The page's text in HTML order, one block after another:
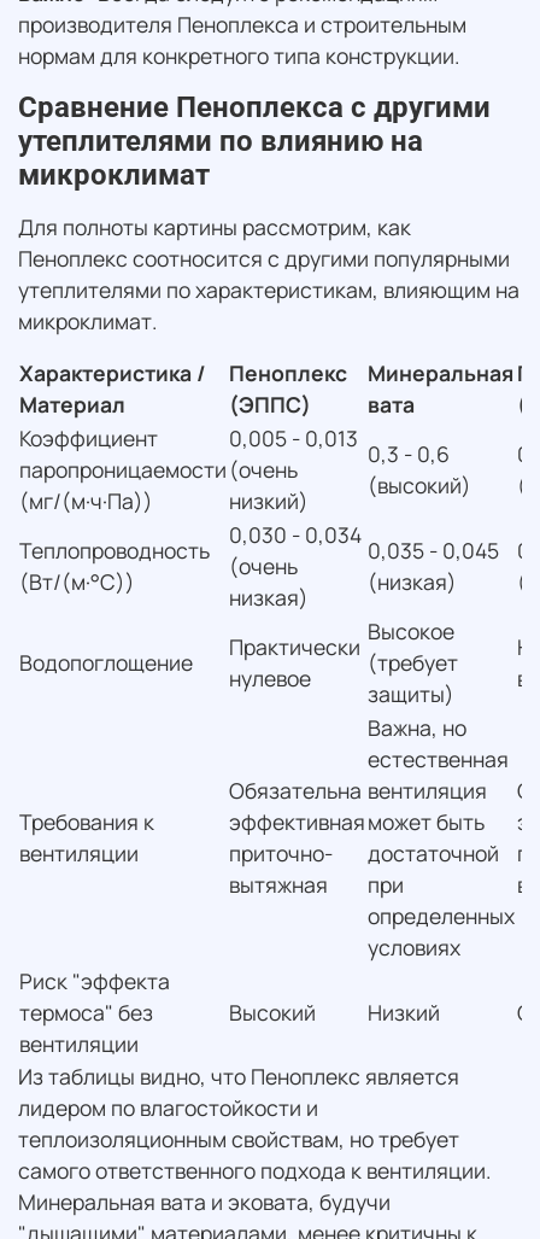
производителя Пеноплекса и строительным
нормам для конкретного типа конструкции.
Сравнение Пеноплекса с другими
утеплителями по влиянию на
микроклимат
Для полноты картины рассмотрим, как
Пеноплекс соотносится с другими популярными
утеплителями по характеристикам, влияющим на
микроклимат.
Характеристика /
Материал
Пеноплекс
(ЭППС)
Минеральная
вата
Коэффициент
паропроницаемости
(мг/(м·ч·Па))
0,005 - 0,013
(очень
низкий)
0,3 - 0,6
(высокий)
Теплопроводность
(Вт/(м·°С))
0,030 - 0,034
(очень
низкая)
0,035 - 0,045
(низкая)
Водопоглощение
Практически
нулевое
Высокое
(требует
защиты)
Требования к
вентиляции
Обязательна
эффективная
приточно-
вытяжная
Важна, но
естественная
вентиляция
может быть
достаточной
при
определенных
условиях
Риск "эффекта
термоса" без
вентиляции
Высокий Низкий
Из таблицы видно, что Пеноплекс является
лидером по влагостойкости и
теплоизоляционным свойствам, но требует
самого ответственного подхода к вентиляции.
Минеральная вата и эковата, будучи
"дышащими" материалами, менее критичны к